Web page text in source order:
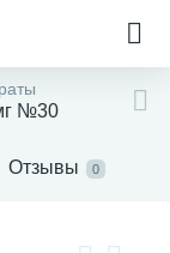
№30
Отзывы 0